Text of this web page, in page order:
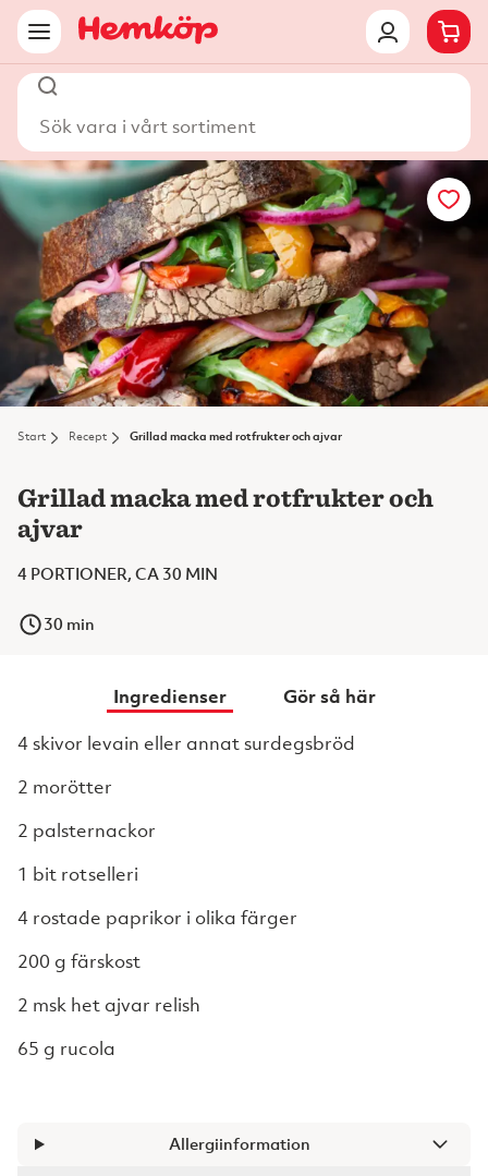
Start Recept Grillad macka med rotfrukter och ajvar
Grillad macka med rotfrukter och
ajvar
4 PORTIONER, CA 30 MIN
30 min
Ingredienser
Gör så här
4 skivor levain eller annat surdegsbröd
2 morötter
2 palsternackor
1 bit rotselleri
4 rostade paprikor i olika färger
200 g färskost
2 msk het ajvar relish
65 g rucola
Allergiinformation